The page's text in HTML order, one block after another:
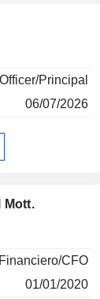
Principal
06/07/2026
Mott.
CFO
01/01/2020